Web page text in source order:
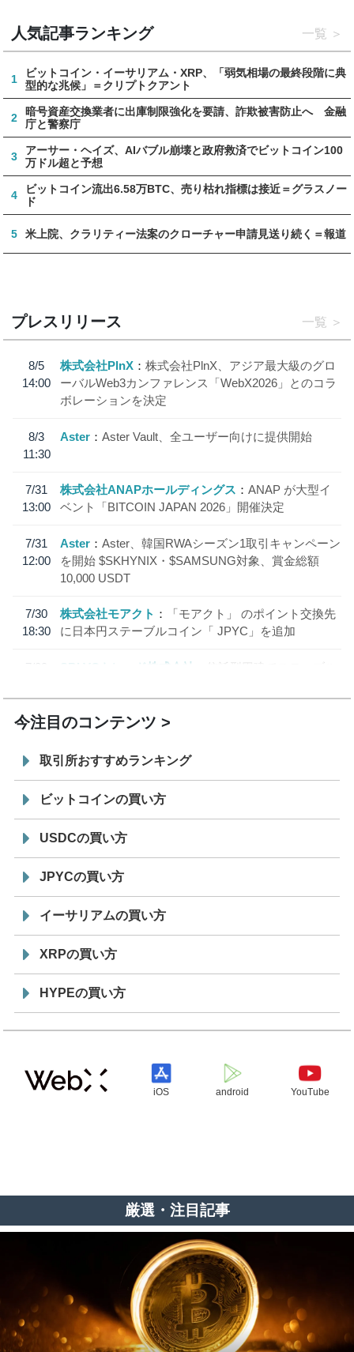
人気記事ランキング 一覧
1
ビットコイン・イーサリアム・XRP、「弱気相場の最終段階に典
型的な兆候」＝クリプトクアント
2
暗号資産交換業者に出庫制限強化を要請、詐欺被害防止へ 金融
庁と警察庁
3
アーサー・ヘイズ、AIバブル崩壊と政府救済でビットコイン100
万ドル超と予想
4
ビットコイン流出6.58万BTC、売り枯れ指標は接近＝グラスノー
ド
5 米上院、クラリティー法案のクローチャー申請見送り続く＝報道
プレスリリース 一覧
8/5
14:00
株式会社PlnX
株式会社PlnX、アジア最大級のグロ
ーバルWeb3カンファレンス「WebX2026」とのコラ
ボレーションを決定
8/3
11:30
Aster Aster Vault、全ユーザー向けに提供開始
7/31
13:00
株式会社ANAPホールディングス
ANAP が大型イ
ベント「BITCOIN JAPAN 2026」開催決定
7/31
12:00
Aster
Aster、韓国RWAシーズン1取引キャンペーン
を開始 $SKHYNIX・$SAMSUNG対象、賞金総額
10,000 USDT
7/30
18:30
株式会社モアクト
「モアクト」 のポイント交換先
に日本円ステーブルコイン「 JPYC」を追加
7/29
SBI VCトレード株式会社
信託型円建てステーブル
今注目のコンテンツ
取引所おすすめランキング
ビットコインの買い方
USDCの買い方
JPYCの買い方
イーサリアムの買い方
XRPの買い方
HYPEの買い方
iOS android YouTube
厳選・注目記事